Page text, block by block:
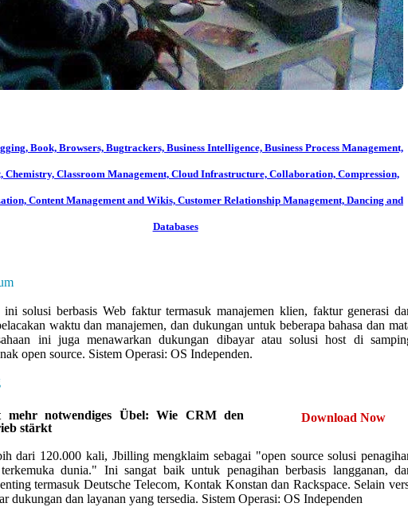
Book, Browsers, Bugtrackers, Business Intelligence, Business Process Management,
Chemistry, Classroom Management, Cloud Infrastructure, Collaboration, Compression,
Content Management and Wikis, Customer Relationship Management, Dancing and
Databases
ini solusi berbasis Web faktur termasuk manajemen klien, faktur generasi
waktu dan manajemen, dan dukungan untuk beberapa bahasa dan
ini juga menawarkan dukungan dibayar atau solusi host di
open source. Sistem Operasi: OS Independen.
mehr notwendiges Übel: Wie CRM den
stärkt
Download Now
dari 120.000 kali, Jbilling mengklaim sebagai "open source solusi
terkemuka dunia." Ini sangat baik untuk penagihan berbasis langganan,
termasuk Deutsche Telecom, Kontak Konstan dan Rackspace. Selain
dukungan dan layanan yang tersedia. Sistem Operasi: OS Independen